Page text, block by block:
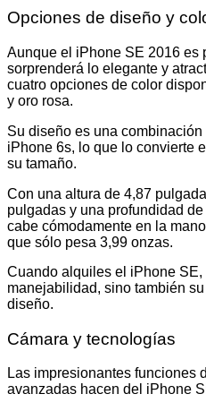
Opciones de diseño y
Aunque el iPhone SE 2016 es
sorprenderá lo elegante y
cuatro opciones de color
y oro rosa.
Su diseño es una
iPhone 6s, lo que lo convierte
su tamaño.
Con una altura de 4,87
pulgadas y una profundidad
cabe cómodamente en la
que sólo pesa 3,99 onzas.
Cuando alquiles el iPhone
manejabilidad, sino también
diseño.
Cámara y tecnologías
Las impresionantes funciones
avanzadas hacen del iPhone